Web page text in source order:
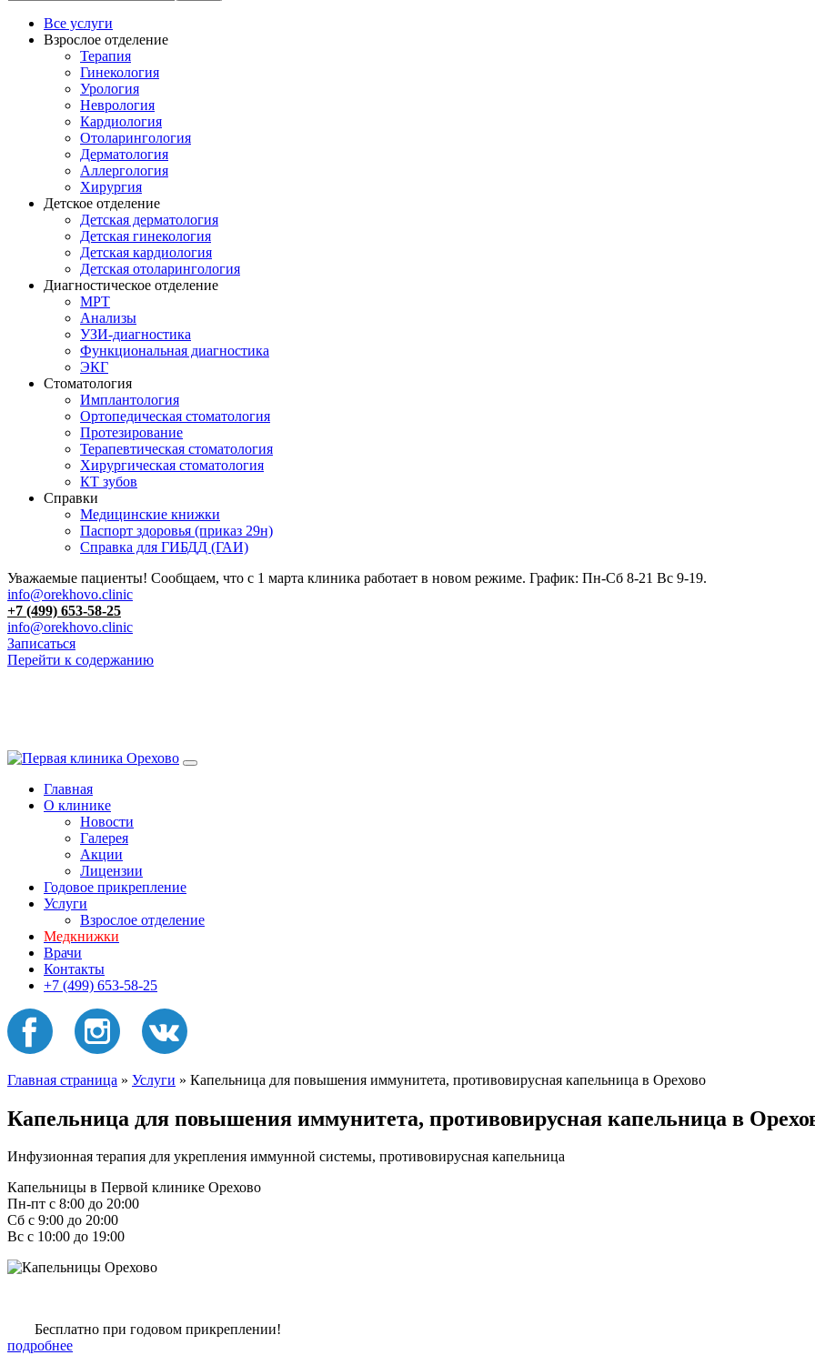
Все услуги
Взрослое отделение
Терапия
Гинекология
Урология
Неврология
Кардиология
Отоларингология
Дерматология
Аллергология
Хирургия
Детское отделение
Детская дерматология
Детская гинекология
Детская кардиология
Детская отоларингология
Диагностическое отделение
МРТ
Анализы
УЗИ-диагностика
Функциональная диагностика
ЭКГ
Стоматология
Имплантология
Ортопедическая стоматология
Протезирование
Терапевтическая стоматология
Хирургическая стоматология
КТ зубов
Справки
Медицинские книжки
Паспорт здоровья (приказ 29н)
Справка для ГИБДД (ГАИ)
Уважаемые пациенты! Сообщаем, что с 1 марта клиника работает в новом режиме. График: Пн-Сб 8-21 Вс 9-19.
info@orekhovo.clinic
+7 (499) 653-58-25
info@orekhovo.clinic
Записаться
Перейти к содержанию
Главная
О клинике
Новости
Галерея
Акции
Лицензии
Годовое прикрепление
Услуги
Взрослое отделение
Медкнижки
Врачи
Контакты
+7 (499) 653-58-25
Главная страница » Услуги » Капельница для повышения иммунитета, противовирусная капельница в Орехово
Капельница для повышения иммунитета, противовирусная капельница в
Инфузионная терапия для укрепления иммунной системы, противовирусная капельница
Капельницы в Первой клинике Орехово
Пн-пт с 8:00 до 20:00
Сб с 9:00 до 20:00
Вс с 10:00 до 19:00
Бесплатно при годовом прикреплении!
подробнее